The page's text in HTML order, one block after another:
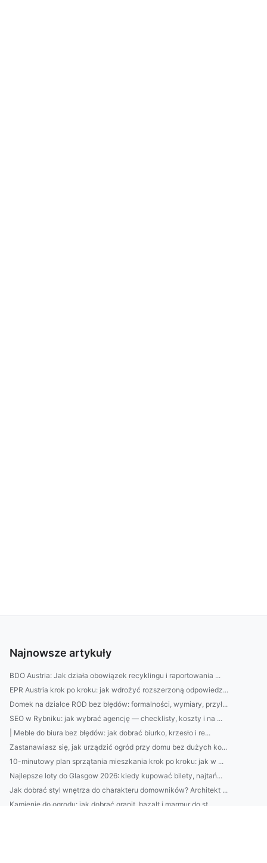
Najnowsze artykuły
BDO Austria: Jak działa obowiązek recyklingu i raportowania ...
EPR Austria krok po kroku: jak wdrożyć rozszerzoną odpowiedz...
Domek na działce ROD bez błędów: formalności, wymiary, przył...
SEO w Rybniku: jak wybrać agencję — checklisty, koszty i na ...
| Meble do biura bez błędów: jak dobrać biurko, krzesło i re...
Zastanawiasz się, jak urządzić ogród przy domu bez dużych ko...
10-minutowy plan sprzątania mieszkania krok po kroku: jak w ...
Najlepsze loty do Glasgow 2026: kiedy kupować bilety, najtań...
Jak dobrać styl wnętrza do charakteru domowników? Architekt ...
Kamienie do ogrodu: jak dobrać granit, bazalt i marmur do st...